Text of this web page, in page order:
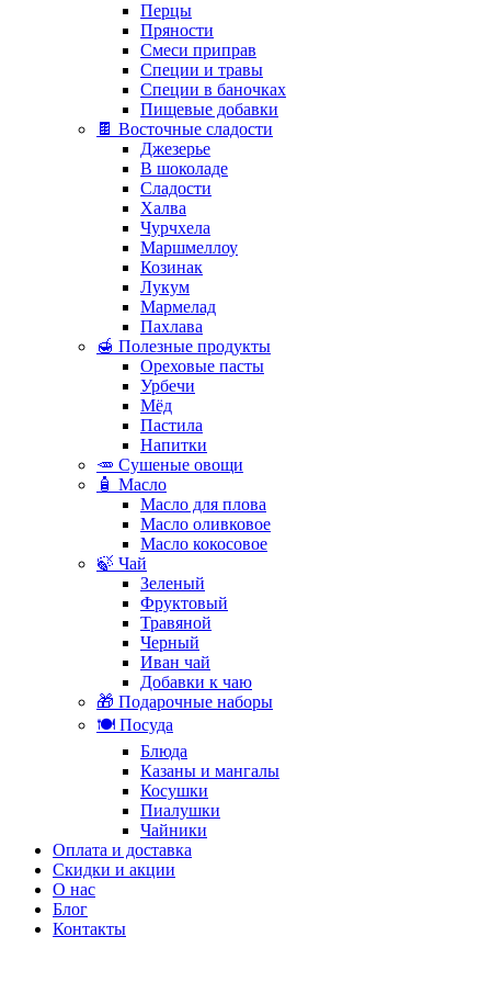
Перцы
Пряности
Смеси приправ
Специи и травы
Специи в баночках
Пищевые добавки
🍫 Восточные сладости
Джезерье
В шоколаде
Сладости
Халва
Чурчхела
Маршмеллоу
Козинак
Лукум
Мармелад
Пахлава
🍯 Полезные продукты
Ореховые пасты
Урбечи
Мёд
Пастила
Напитки
🥕 Сушеные овощи
🧴 Масло
Масло для плова
Масло оливковое
Масло кокосовое
🍃 Чай
Зеленый
Фруктовый
Травяной
Черный
Иван чай
Добавки к чаю
🎁 Подарочные наборы
🍽️ Посуда
Блюда
Казаны и мангалы
Косушки
Пиалушки
Чайники
Оплата и доставка
Скидки и акции
О нас
Блог
Контакты